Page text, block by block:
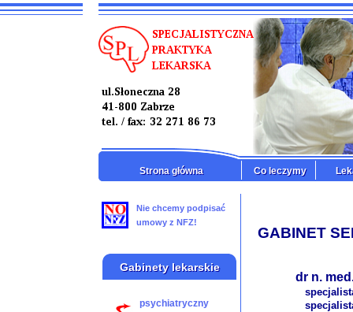
Strona główna Co leczymy
Nie chcemy podpisać
umowy z NFZ!
Gabinety lekarskie
psychiatryczny
GABINET
dr n.